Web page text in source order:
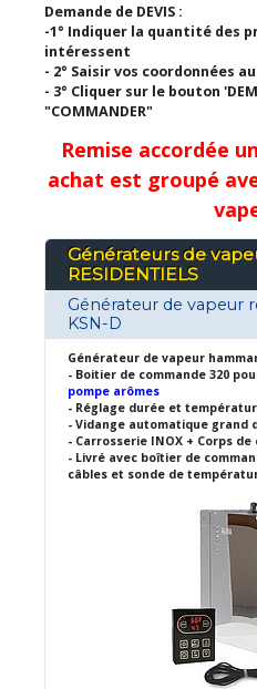
Demande de DEVIS :
-1° Indiquer la quantité des
intéressent
- 2° Saisir vos coordonnées
- 3° Cliquer sur le bouton
"COMMANDER"
Remise accordée
achat est groupé
Générateurs de
RESIDENTIELS
Générateur de vapeur
KSN-D
Générateur de vapeur
- Boitier de commande 320
pompe arômes
- Réglage durée et
- Vidange automatique grand
- Carrosserie INOX + Corps
- Livré avec boîtier de
câbles et sonde de